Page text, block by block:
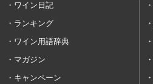
ワイン日記
ランキング
ワイン用語辞典
マガジン
キャンペーン